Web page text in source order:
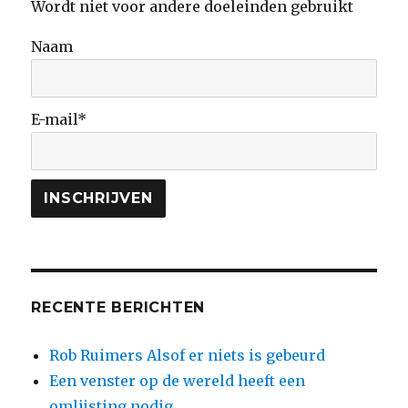
Wordt niet voor andere doeleinden gebruikt
Naam
E-mail*
RECENTE BERICHTEN
Rob Ruimers Alsof er niets is gebeurd
Een venster op de wereld heeft een